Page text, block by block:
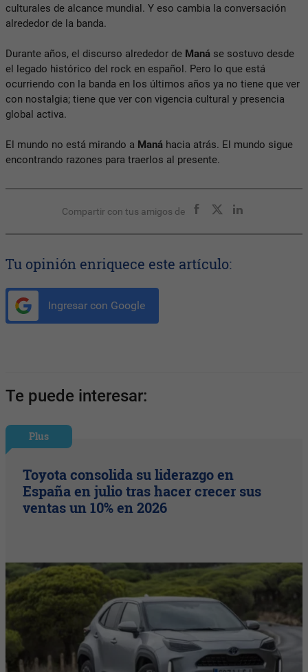
culturales de alcance mundial. Y eso cambia la conversación
alrededor de la banda.
Durante años, el discurso alrededor de Maná se sostuvo desde
el legado histórico del rock en español. Pero lo que está
ocurriendo con la banda en los últimos años ya no tiene que ver
con nostalgia; tiene que ver con vigencia cultural y presencia
global activa.
El mundo no está mirando a Maná hacia atrás. El mundo sigue
encontrando razones para traerlos al presente.
Compartir con tus amigos de
Tu opinión enriquece este artículo:
Ingresar con Google
Te puede interesar:
Plus
Toyota consolida su liderazgo en
España en julio tras hacer crecer sus
ventas un 10% en 2026